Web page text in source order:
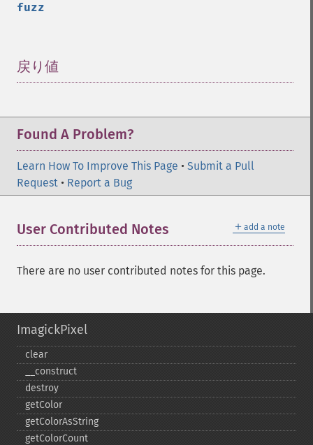
fuzz
戻り値
Found A Problem?
Learn How To Improve This Page • Submit a Pull
Request • Report a Bug
＋ add a note
User Contributed Notes
There are no user contributed notes for this page.
ImagickPixel
clear
_​_​construct
destroy
getColor
getColorAsString
getColorCount